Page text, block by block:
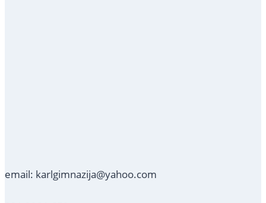
email: karlgimnazija@yahoo.com